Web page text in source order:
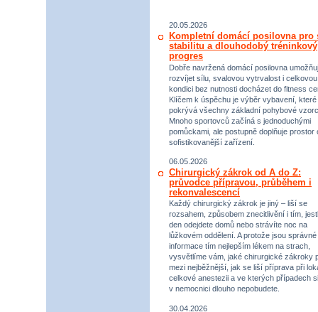
20.05.2026
Kompletní domácí posilovna pro
stabilitu a dlouhodobý tréninkový
progres
Dobře navržená domácí posilovna
rozvíjet sílu, svalovou vytrvalost i celkovou
kondici bez nutnosti docházet do fitness
Klíčem k úspěchu je výběr vybavení, které
pokrývá všechny základní pohybové
Mnoho sportovců začíná s jednoduchými
pomůckami, ale postupně doplňuje prostor
sofistikovanější zařízení.
06.05.2026
Chirurgický zákrok od A do Z:
průvodce přípravou, průběhem i
rekonvalescencí
Každý chirurgický zákrok je jiný – liší se
rozsahem, způsobem znecitlivění i tím,
den odejdete domů nebo strávíte noc na
lůžkovém oddělení. A protože jsou správné
informace tím nejlepším lékem na strach,
vysvětlíme vám, jaké chirurgické zákroky
mezi nejběžnější, jak se liší příprava při
celkové anestezii a ve kterých případech si
v nemocnici dlouho nepobudete.
30.04.2026